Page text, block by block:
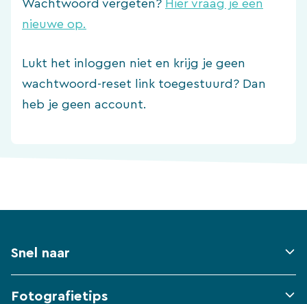
Wachtwoord vergeten? Hier vraag je een
nieuwe op.
Lukt het inloggen niet en krijg je geen
wachtwoord-reset link toegestuurd? Dan
heb je geen account.
Snel naar
Fotografietips